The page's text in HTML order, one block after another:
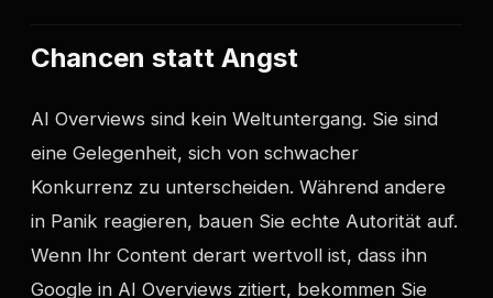
Chancen statt Angst
AI Overviews sind kein Weltuntergang. Sie sind
eine Gelegenheit, sich von schwacher
Konkurrenz zu unterscheiden. Während andere
in Panik reagieren, bauen Sie echte Autorität auf.
Wenn Ihr Content derart wertvoll ist, dass ihn
Google in AI Overviews zitiert, bekommen Sie